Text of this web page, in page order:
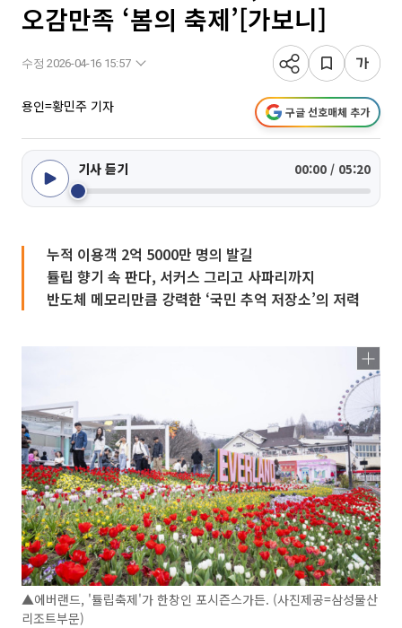
오감만족 ‘봄의 축제’[가보니]
수정 2026-04-16 15:57
용인=황민주 기자 구글 선호매체 추가
기사 듣기 00:00 / 05:20
누적 이용객 2억 5000만 명의 발길
튤립 향기 속 판다, 서커스 그리고 사파리까지
반도체 메모리만큼 강력한 ‘국민 추억 저장소’의 저력
▲에버랜드, '튤립축제'가 한창인 포시즌스가든. (사진제공=삼성물산
리조트부문)